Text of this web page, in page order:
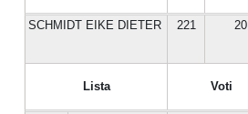
SCHMIDT EIKE DIETER 221 20
Lista Voti